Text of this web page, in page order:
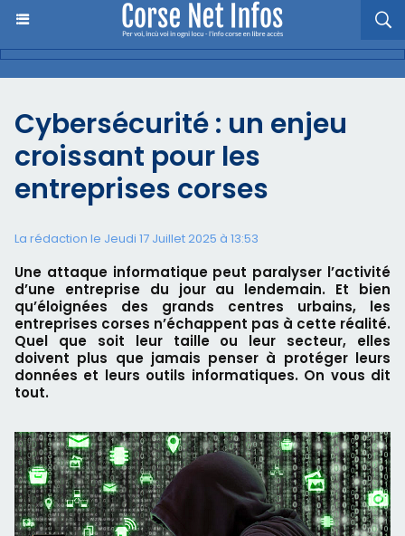
Cybersécurité : un enjeu
croissant pour les
entreprises corses
La rédaction le Jeudi 17 Juillet 2025 à 13:53
Une attaque informatique peut paralyser l’activité
d’une entreprise du jour au lendemain. Et bien
qu’éloignées des grands centres urbains, les
entreprises corses n’échappent pas à cette réalité.
Quel que soit leur taille ou leur secteur, elles
doivent plus que jamais penser à protéger leurs
données et leurs outils informatiques. On vous dit
tout.